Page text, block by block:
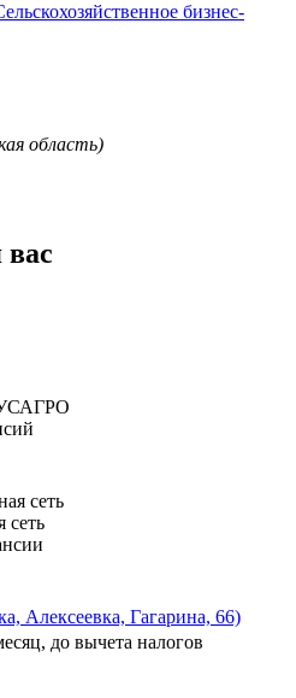
бизнес-
область)
Алексеевка, Гагарина, 66)
до вычета налогов